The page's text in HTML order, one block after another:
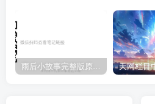
雨后小故事完整版原片动态图（图+文字解说版）